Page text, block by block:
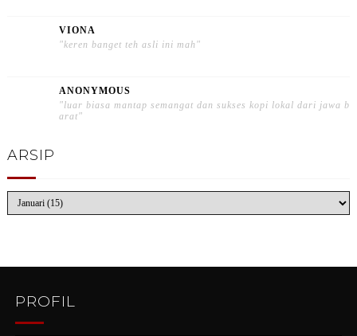
VIONA
"keren banget teh asli ini mah"
ANONYMOUS
"luar biasa mantap semangat dan sukses kopi lokal dari jawa b
arat"
ARSIP
PROFIL